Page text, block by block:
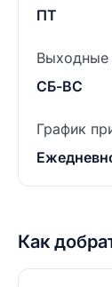
ПТ
Выходные
СБ-ВС
График
Как